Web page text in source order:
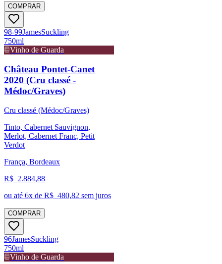
COMPRAR
98-99JamesSuckling
750ml
Vinho de Guarda
Château Pontet-Canet
2020 (Cru classé -
Médoc/Graves)
Cru classé (Médoc/Graves)
Tinto, Cabernet Sauvignon,
Merlot, Cabernet Franc, Petit
Verdot
França, Bordeaux
R$ 2.884,88
ou até 6x de R$ 480,82 sem juros
COMPRAR
96JamesSuckling
750ml
Vinho de Guarda